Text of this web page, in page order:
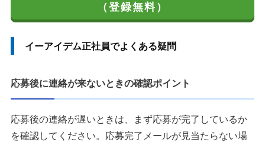
（登録無料）
イーアイデム正社員でよくある疑問
応募後に連絡が来ないときの確認ポイント
応募後の連絡が遅いときは、まず応募が完了しているか
を確認してください。応募完了メールが見当たらない場